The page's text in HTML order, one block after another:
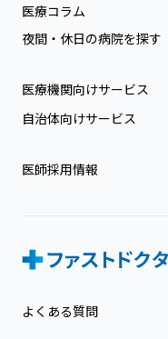
医療コラム
夜間・休日の病院を探す
医療機関向けサービス
自治体向けサービス
医師採用情報
よくある質問